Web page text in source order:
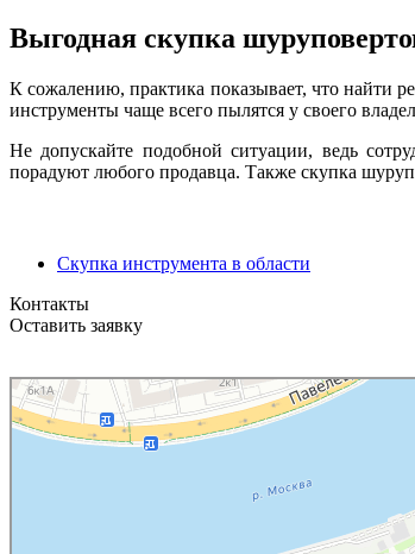
Выгодная скупка
К сожалению, практика показывает, что найти
инструменты чаще всего пылятся у своего
Не допускайте подобной ситуации, ведь
порадуют любого продавца. Также скупка
Скупка инструмента в области
Контакты
Оставить заявку